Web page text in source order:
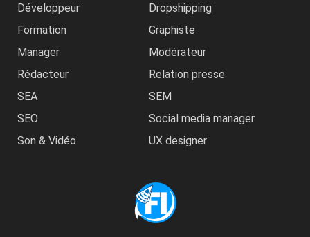
Développeur
Dropshipping
Formation
Graphiste
Manager
Modérateur
Rédacteur
Relation presse
SEA
SEM
SEO
Social media manager
Son & Vidéo
UX designer